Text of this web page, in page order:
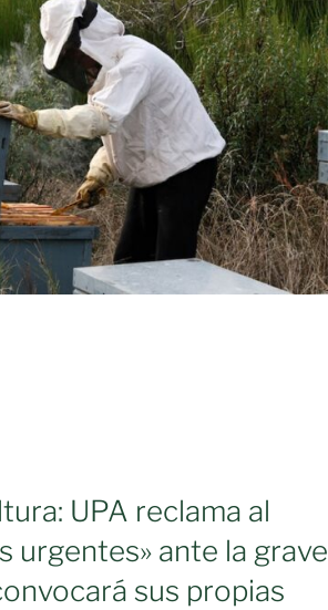
UPA reclama al
urgentes» ante la grave
sus propias